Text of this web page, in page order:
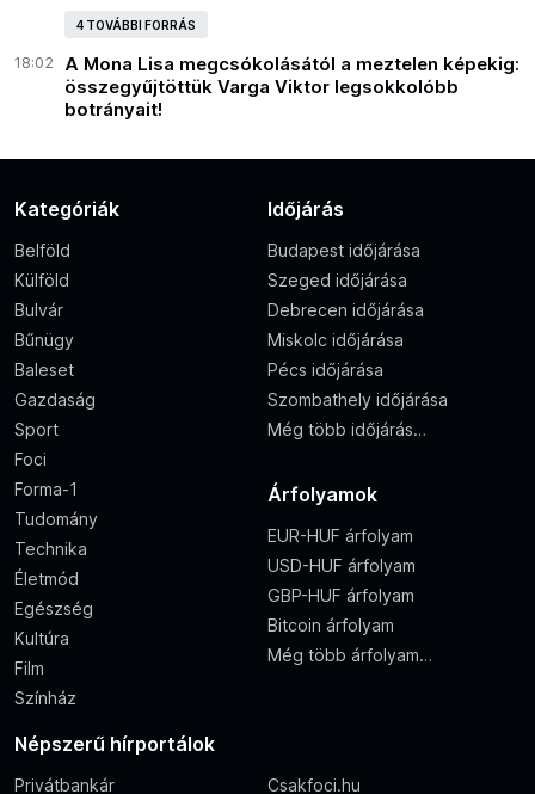
4 TOVÁBBI FORRÁS
18:02
A Mona Lisa megcsókolásától a meztelen képekig:
összegyűjtöttük Varga Viktor legsokkolóbb
botrányait!
Kategóriák
Belföld
Külföld
Bulvár
Bűnügy
Baleset
Gazdaság
Sport
Foci
Forma-1
Tudomány
Technika
Életmód
Egészség
Kultúra
Film
Színház
Időjárás
Budapest időjárása
Szeged időjárása
Debrecen időjárása
Miskolc időjárása
Pécs időjárása
Szombathely időjárása
Még több időjárás…
Árfolyamok
EUR-HUF árfolyam
USD-HUF árfolyam
GBP-HUF árfolyam
Bitcoin árfolyam
Még több árfolyam…
Népszerű hírportálok
Privátbankár
Csakfoci.hu